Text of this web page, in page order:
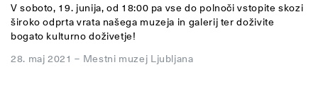
V soboto, 19. junija, od 18:00 pa vse do polnoči vstopite skozi
široko odprta vrata našega muzeja in galerij ter doživite
bogato kulturno doživetje!
28. maj 2021 – Mestni muzej Ljubljana